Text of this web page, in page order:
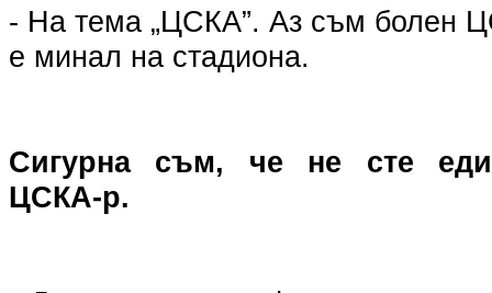
- На тема „ЦСКА”. Аз съм болен
е минал на стадиона.
Сигурна съм, че не сте
ЦСКА-р.